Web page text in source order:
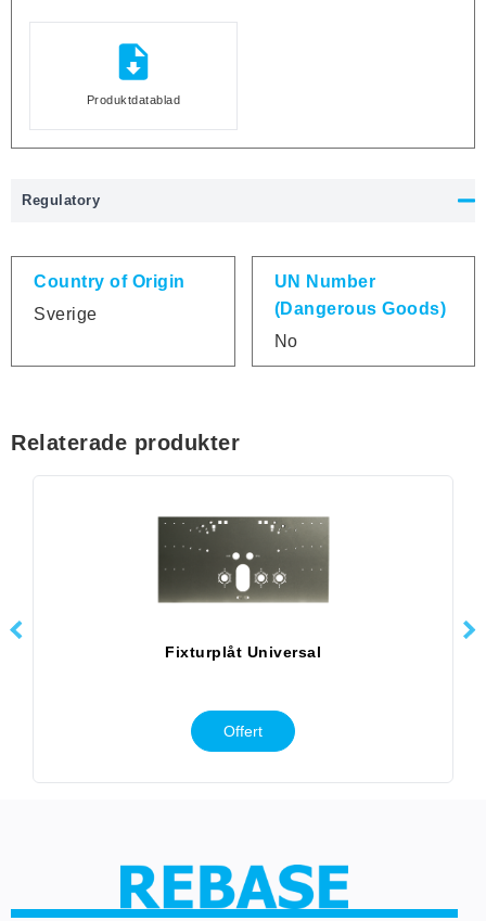
Produktdatablad
Regulatory
Country of Origin
Sverige
UN Number
(Dangerous Goods)
No
Relaterade produkter
Fixturplåt Universal
Offert